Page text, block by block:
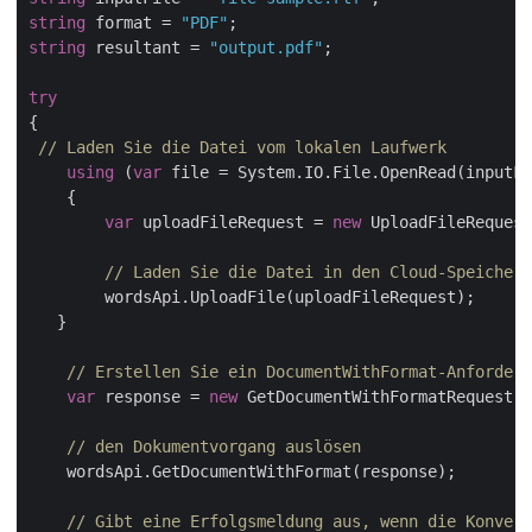
string format = "PDF"
string resultant = "output.pdf" ;
try
{
// Laden Sie die Datei vom lokalen Laufwerk
using (var file =
    {
var uploadFileRequest = new
// Laden Sie die Datei in den Cloud-Speicher
        wordsApi.UploadFile(uploadFileRequest);
   }
// Erstellen Sie ein DocumentWithFormat-
var response = new
// den Dokumentvorgang auslösen
    wordsApi.GetDocumentWithFormat(response);
// Gibt eine Erfolgsmeldung aus, wenn die